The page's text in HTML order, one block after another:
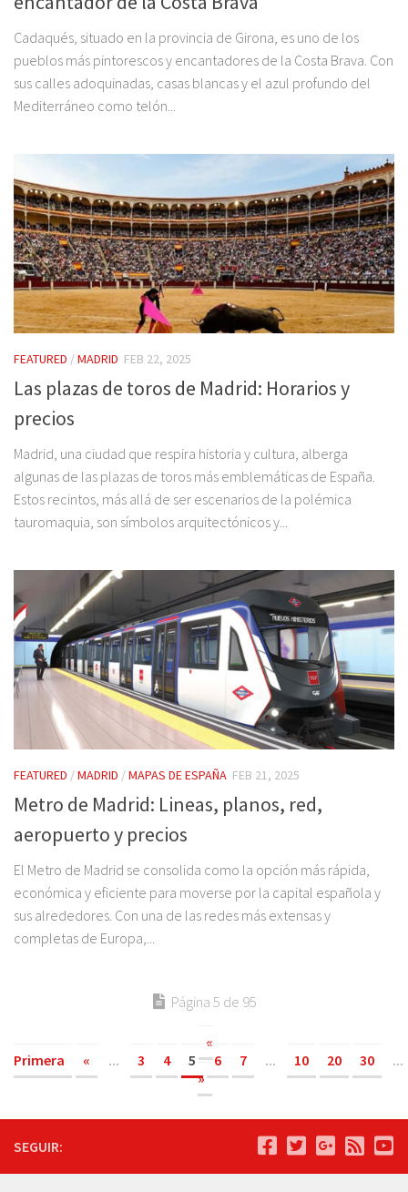
Cadaqués, situado en la provincia de Girona, es uno de los
pueblos más pintorescos y encantadores de la Costa Brava. Con
sus calles adoquinadas, casas blancas y el azul profundo del
Mediterráneo como telón...
FEATURED /MADRID FEB 22, 2025
Las plazas de toros de Madrid: Horarios y
precios
Madrid, una ciudad que respira historia y cultura, alberga
algunas de las plazas de toros más emblemáticas de España.
Estos recintos, más allá de ser escenarios de la polémica
tauromaquia, son símbolos arquitectónicos y...
FEATURED /MADRID /MAPAS DE ESPAÑA FEB 21, 2025
Metro de Madrid: Lineas, planos, red,
aeropuerto y precios
El Metro de Madrid se consolida como la opción más rápida,
económica y eficiente para moverse por la capital española y
sus alrededores. Con una de las redes más extensas y
completas de Europa,...
Página 5 de 95
«
Primera
« ... 3 4 5 6 7 ... 10 20 30
...
»
SEGUIR: